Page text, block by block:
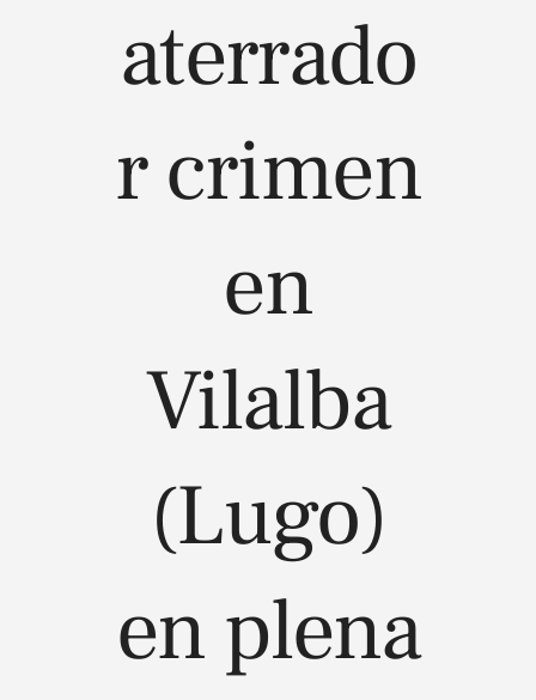
aterrado
r crimen
en
Vilalba
(Lugo)
en plena